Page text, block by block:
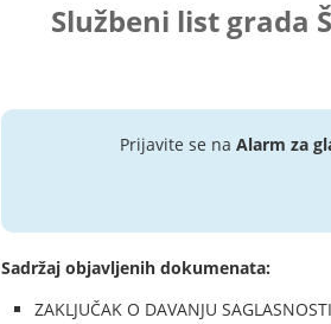
Službeni list grada
Prijavite se na Alarm za
Sadržaj objavljenih dokumenata:
ZAKLJUČAK O DAVANJU